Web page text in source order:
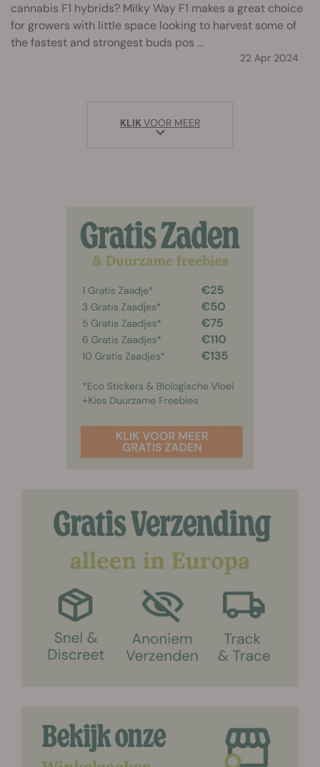
cannabis F1 hybrids? Milky Way F1 makes a great choice
for growers with little space looking to harvest some of
the fastest and strongest buds pos ...
22 Apr 2024
KLIKVOOR MEER